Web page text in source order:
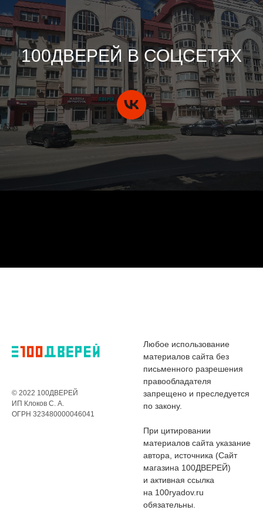
100ДВЕРЕЙ В СОЦСЕТЯХ
© 2022 100ДВЕРЕЙ
ИП Клоков С. А.
ОГРН 323480000046041
Любое использование
материалов сайта без
письменного разрешения
правообладателя
запрещено и преследуется
по закону.
При цитировании
материалов сайта указание
автора, источника (Сайт
магазина 100ДВЕРЕЙ)
и активная ссылка
на 100ryadov.ru
обязательны.